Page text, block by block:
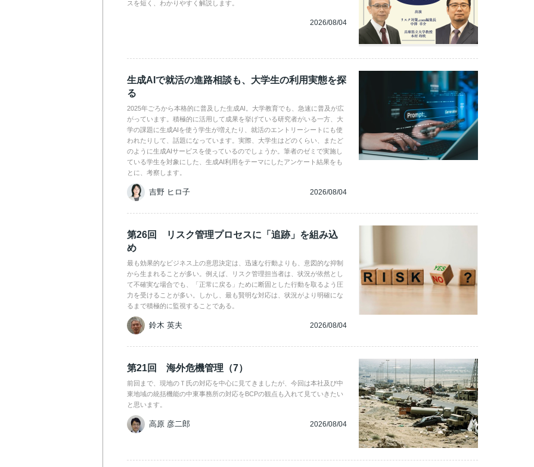
スを短く、わかりやすく解説します。
2026/08/04
生成AIで就活の進路相談も、大学生の利用実態を探
る
2025年ごろから本格的に普及した生成AI。大学教育でも、急速に普及が広
がっています。積極的に活用して成果を挙げている研究者がいる一方、大
学の課題に生成AIを使う学生が増えたり、就活のエントリーシートにも使
われたりして、話題になっています。実際、大学生はどのくらい、またど
のように生成AIサービスを使っているのでしょうか。筆者のゼミで実施し
ている学生を対象にした、生成AI利用をテーマにしたアンケート結果をも
とに、考察します。
吉野 ヒロ子 2026/08/04
第26回 リスク管理プロセスに「追跡」を組み込
め
最も効果的なビジネス上の意思決定は、迅速な行動よりも、意図的な抑制
から生まれることが多い。例えば、リスク管理担当者は、状況が依然とし
て不確実な場合でも、「正常に戻る」ために断固とした行動を取るよう圧
力を受けることが多い。しかし、最も賢明な対応は、状況がより明確にな
るまで積極的に監視することである。
鈴木 英夫 2026/08/04
第21回 海外危機管理（7）
前回まで、現地のＴ氏の対応を中心に見てきましたが、今回は本社及び中
東地域の統括機能の中東事務所の対応をBCPの観点も入れて見ていきたい
と思います。
高原 彦二郎 2026/08/04